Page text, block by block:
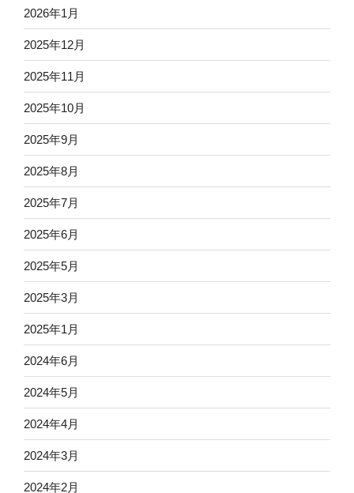
2026年1月
2025年12月
2025年11月
2025年10月
2025年9月
2025年8月
2025年7月
2025年6月
2025年5月
2025年3月
2025年1月
2024年6月
2024年5月
2024年4月
2024年3月
2024年2月